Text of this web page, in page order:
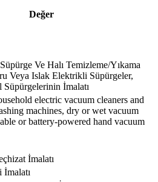
Değer
Ve Halı Temizleme/Yıkama
Veya Islak Elektrikli Süpürgeler,
Süpürgelerinin İmalatı
electric vacuum cleaners and
machines, dry or wet vacuum
or battery-powered hand vacuum
İmalatı